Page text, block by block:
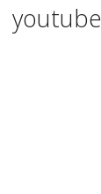
youtube